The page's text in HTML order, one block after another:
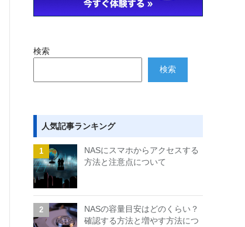
検索
検索
人気記事ランキング
NASにスマホからアクセスする
方法と注意点について
NASの容量目安はどのくらい？
確認する方法と増やす方法につ